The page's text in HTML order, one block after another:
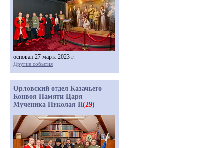
основан 27 марта 2023 г.
Другие события
Орловский отдел Казачьего
Конвоя Памяти Царя
Мученика Николая II(29)